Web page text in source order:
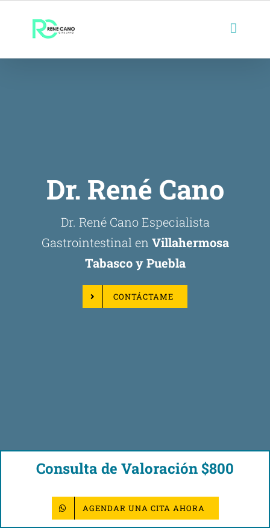
Dr. René Cano
Dr. René Cano Especialista
Gastrointestinal en Villahermosa
Tabasco y Puebla
CONTÁCTAME
Consulta de Valoración $800
AGENDAR UNA CITA AHORA